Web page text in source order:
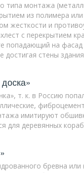
типа монтажа
из полимера
жесткости и
с перекрытием
попадающий на
достигая стены
т. к. в Россию
имитируют
для деревянных
бревна или